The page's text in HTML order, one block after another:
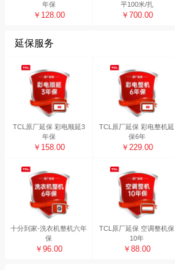
年保
￥128.00
平100米/扎
￥700.00
延保服务
TCL原厂延保 彩电顺延3
年保
￥158.00
TCL原厂延保 彩电整机延
保6年
￥229.00
十分到家-洗衣机整机六年
保
￥96.00
TCL原厂延保 空调整机保
10年
￥88.00